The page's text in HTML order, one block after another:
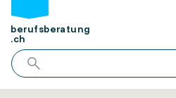
berufsberatung
.ch